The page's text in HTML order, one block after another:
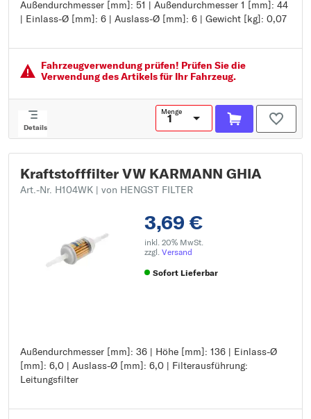
Außendurchmesser [mm]: 51 | Außendurchmesser 1 [mm]: 44
| Einlass-Ø [mm]: 6 | Auslass-Ø [mm]: 6 | Gewicht [kg]: 0,07
Höhe [mm]: 116
Außendurchmesser [mm]: 51
Einlass-Ø [mm]: 6
Auslass-Ø [mm]: 6
Gewicht [kg]: 0,07
Fahrzeugver­wendung prüfen! Prüfen Sie die
Verwendung des Artikels für Ihr Fahrzeug.
Details
Menge
Kraftstofffilter VW KARMANN GHIA
Art.-Nr. H104WK | von HENGST FILTER
3,69 €
inkl. 20% MwSt.
zzgl. Versand
Sofort Lieferbar
Außendurchmesser [mm]: 36 | Höhe [mm]: 136 | Einlass-Ø
[mm]: 6,0 | Auslass-Ø [mm]: 6,0 | Filterausführung:
Leitungsfilter
Außendurchmesser [mm]: 36
Höhe [mm]: 136
Einlass-Ø [mm]: 6,0
Filterausführung: Leitungsfilter